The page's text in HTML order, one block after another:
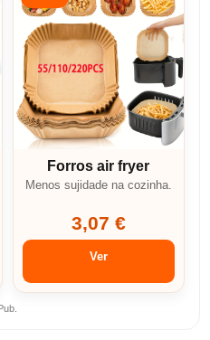
Forros air fryer
Menos sujidade na cozinha.
3,07 €
Ver
Pub.